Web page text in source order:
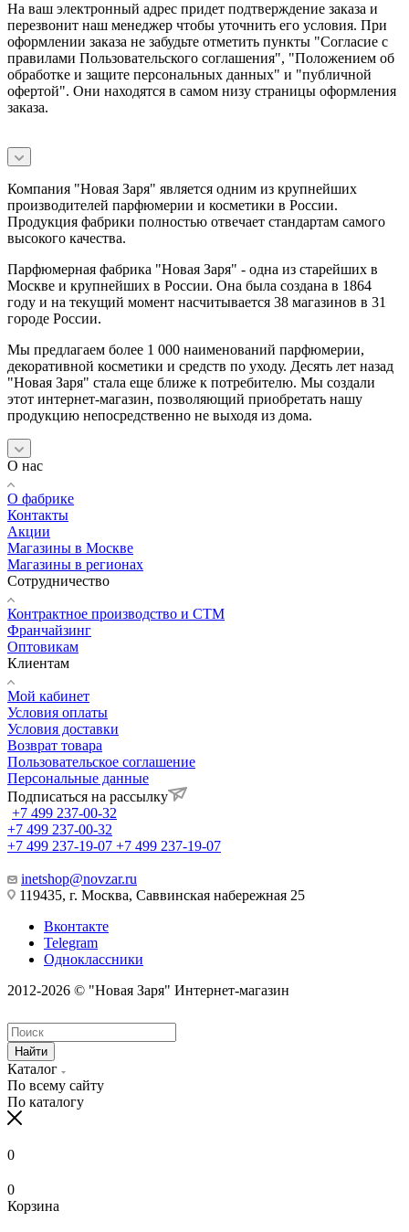
На ваш электронный адрес придет подтверждение заказа и
перезвонит наш менеджер чтобы уточнить его условия. При
оформлении заказа не забудьте отметить пункты "Согласие с
правилами Пользовательского соглашения", "Положением об
обработке и защите персональных данных" и "публичной
офертой". Они находятся в самом низу страницы оформления
заказа.
Компания "Новая Заря" является одним из крупнейших
производителей парфюмерии и косметики в России.
Продукция фабрики полностью отвечает стандартам самого
высокого качества.
Парфюмерная фабрика "Новая Заря" - одна из старейших в
Москве и крупнейших в России. Она была создана в 1864
году и на текущий момент насчитывается 38 магазинов в 31
городе России.
Мы предлагаем более 1 000 наименований парфюмерии,
декоративной косметики и средств по уходу. Десять лет назад
"Новая Заря" стала еще ближе к потребителю. Мы создали
этот интернет-магазин, позволяющий приобретать нашу
продукцию непосредственно не выходя из дома.
О нас
О фабрике
Контакты
Акции
Магазины в Москве
Магазины в регионах
Сотрудничество
Контрактное производство и СТМ
Франчайзинг
Оптовикам
Клиентам
Мой кабинет
Условия оплаты
Условия доставки
Возврат товара
Пользовательское соглашение
Персональные данные
Подписаться на рассылку
+7 499 237-00-32
+7 499 237-00-32
+7 499 237-19-07 +7 499 237-19-07
inetshop@novzar.ru
119435, г. Москва, Саввинская набережная 25
Вконтакте
Telegram
Одноклассники
2012-2026 © "Новая Заря" Интернет-магазин
Найти
Каталог
По всему сайту
По каталогу
0
0
Корзина